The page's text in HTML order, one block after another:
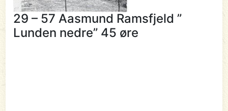
29 – 57 Aasmund Ramsfjeld ”
Lunden nedre” 45 øre